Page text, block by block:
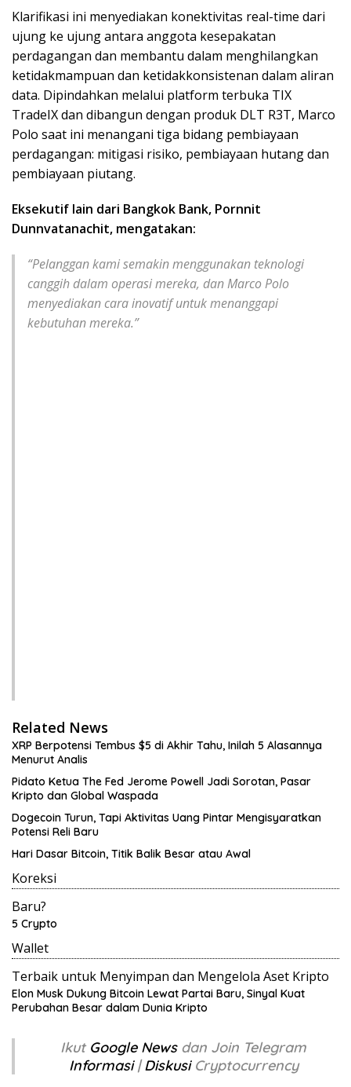
Klarifikasi ini menyediakan konektivitas real-time dari
ujung ke ujung antara anggota kesepakatan
perdagangan dan membantu dalam menghilangkan
ketidakmampuan dan ketidakkonsistenan dalam aliran
data. Dipindahkan melalui platform terbuka TIX
TradeIX dan dibangun dengan produk DLT R3T, Marco
Polo saat ini menangani tiga bidang pembiayaan
perdagangan: mitigasi risiko, pembiayaan hutang dan
pembiayaan piutang.
Eksekutif lain dari Bangkok Bank, Pornnit
Dunnvatanachit, mengatakan:
“Pelanggan kami semakin menggunakan teknologi
canggih dalam operasi mereka, dan Marco Polo
menyediakan cara inovatif untuk menanggapi
kebutuhan mereka.”
Related News
XRP Berpotensi Tembus $5 di Akhir Tahu, Inilah 5 Alasannya
Menurut Analis
Pidato Ketua The Fed Jerome Powell Jadi Sorotan, Pasar
Kripto dan Global Waspada
Dogecoin Turun, Tapi Aktivitas Uang Pintar Mengisyaratkan
Potensi Reli Baru
Hari Dasar Bitcoin, Titik Balik Besar atau Awal
Koreksi
Baru?
5 Crypto
Wallet
Terbaik untuk Menyimpan dan Mengelola Aset Kripto
Elon Musk Dukung Bitcoin Lewat Partai Baru, Sinyal Kuat
Perubahan Besar dalam Dunia Kripto
Ikut Google News dan Join Telegram
Informasi|DiskusiCryptocurrency